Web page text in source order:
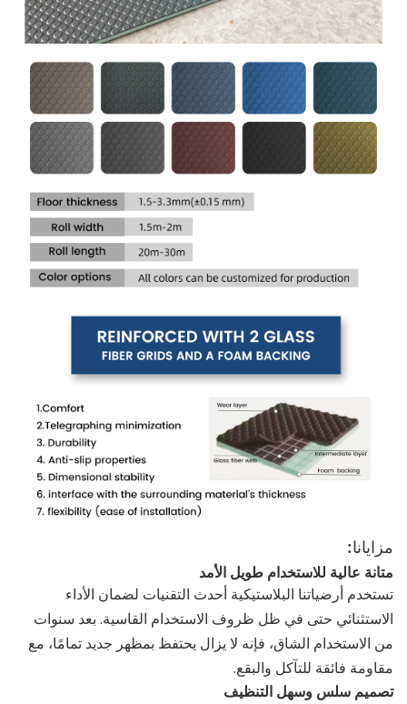
مزايانا:
متانة عالية للاستخدام طويل الأمد
تستخدم أرضياتنا البلاستيكية أحدث التقنيات لضمان الأداء
الاستثنائي حتى في ظل ظروف الاستخدام القاسية. بعد سنوات
من الاستخدام الشاق، فإنه لا يزال يحتفظ بمظهر جديد تمامًا، مع
مقاومة فائقة للتآكل والبقع.
تصميم سلس وسهل التنظيف